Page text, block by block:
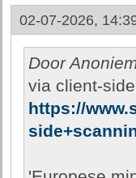
02-07-2026,
Door
via client-
https://